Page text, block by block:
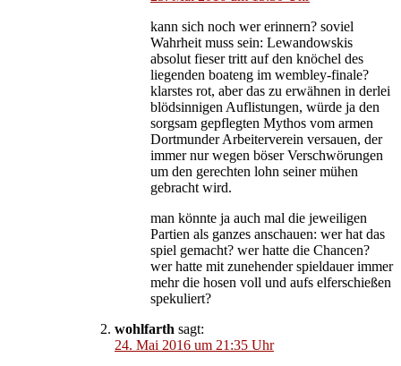
kann sich noch wer erinnern? soviel
Wahrheit muss sein: Lewandowskis
absolut fieser tritt auf den knöchel des
liegenden boateng im wembley-finale?
klarstes rot, aber das zu erwähnen in derlei
blödsinnigen Auflistungen, würde ja den
sorgsam gepflegten Mythos vom armen
Dortmunder Arbeiterverein versauen, der
immer nur wegen böser Verschwörungen
um den gerechten lohn seiner mühen
gebracht wird.
man könnte ja auch mal die jeweiligen
Partien als ganzes anschauen: wer hat das
spiel gemacht? wer hatte die Chancen?
wer hatte mit zunehender spieldauer immer
mehr die hosen voll und aufs elferschießen
spekuliert?
wohlfarth sagt:
24. Mai 2016 um 21:35 Uhr